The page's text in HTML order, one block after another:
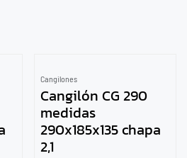
Cangilones
Cangilón CG 290
medidas
290x185x135 chapa
2,1